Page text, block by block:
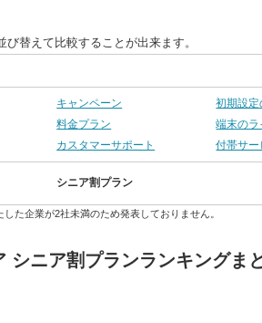
替えて比較することが出来ます。
キャンペーン
初期設定
料金プラン
端末の
カスタマーサポート 付帯サー
シニア割プラン
た企業が2社未満のため発表しておりません。
シニア割プランランキングま